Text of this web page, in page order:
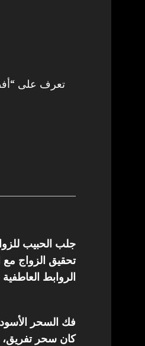
تعرف على
جلب الحبيب
تحقيق الزواج
الروابط
فك السحر
كان سحر تفريق،